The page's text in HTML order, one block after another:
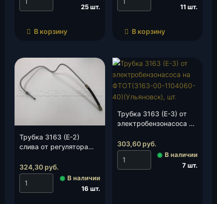
25 шт.
В корзину
11 шт.
В корзину
Трубка 3163 (Е-2)
слива от регулятора
1104080-00)
(Ульяновск), шт.
324,30 руб.
◉ В наличии
16 шт.
Трубка 3163 (Е-3) от
электробензонасоса на
1104060-40)
(Ульяновск), шт.
303,60 руб.
◉ В наличии
7 шт.